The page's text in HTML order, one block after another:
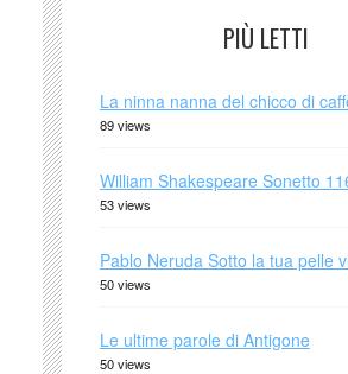
PIÙ LETTI
La ninna nanna del chicco di
89 views
William Shakespeare Sonetto
53 views
Pablo Neruda Sotto la tua pelle
50 views
Le ultime parole di Antigone
50 views